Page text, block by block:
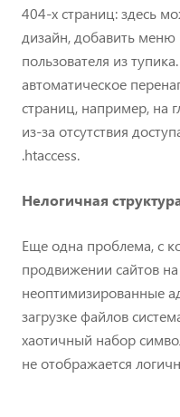
404-х страниц: здесь
дизайн, добавить меню
пользователя из
автоматическое
страниц, например, на
из-за отсутствия
.htaccess.
Нелогичная
Еще одна проблема, с
продвижении сайтов на
неоптимизированные
загрузке файлов
хаотичный набор
не отображается